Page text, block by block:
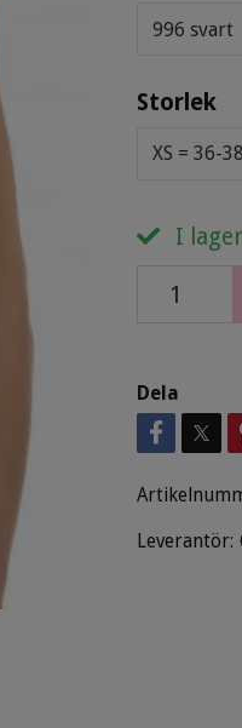
996 svart
Storlek
XS = 36-38
I
Dela
Leverantör: